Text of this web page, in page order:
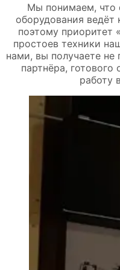
Мы понимаем, что
оборудования
поэтому
простоев техники
нами, вы получаете не
партнёра, готового
работу